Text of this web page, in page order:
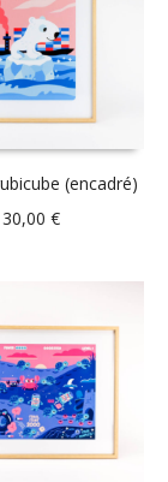
(encadré)
30,00€